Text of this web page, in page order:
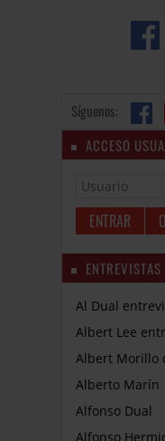
Síguenos:
ACCESO
ENTREVISTAS
Al Dual
Albert Lee
Albert Morillo
Alberto Marín
Alfonso Dual
Alfonso